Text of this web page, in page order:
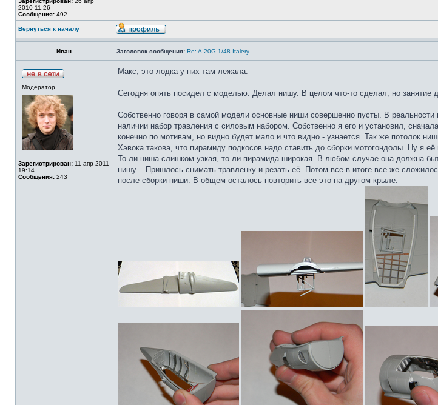
2010 11:26
Сообщения: 492
Вернуться к началу
Иван Заголовок сообщения: Re: A-20G 1/48 Italery
Модератор
Зарегистрирован: 11 апр 2011
19:14
Сообщения: 243
Макс, это лодка у них там лежала.
Сегодня опять посидел с моделью. Делал нишу. В целом что-то сделал, но занятие
Собственно говоря в самой модели основные ниши совершенно пусты. В
наличии набор травления с силовым набором. Собственно я его и установил,
конечно по мотивам, но видно будет мало и что видно - узнается. Так же потолок
Хэвока такова, что пирамиду подкосов надо ставить до сборки мотогондолы. Ну я
То ли ниша слишком узкая, то ли пирамида широкая. В любом случае она должна
нишу... Пришлось снимать травленку и резать её. Потом все в итоге все же
после сборки ниши. В общем осталось повторить все это на другом крыле.